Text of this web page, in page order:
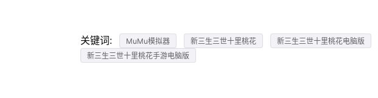
关键词: MuMu模拟器 新三生三世十里桃花 新三生三世十里桃花电脑版
新三生三世十里桃花手游电脑版